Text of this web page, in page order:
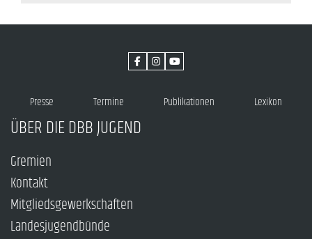
Presse Termine Publikationen Lexikon
ÜBER DIE DBB JUGEND
Gremien
Kontakt
Mitgliedsgewerkschaften
Landesjugendbünde